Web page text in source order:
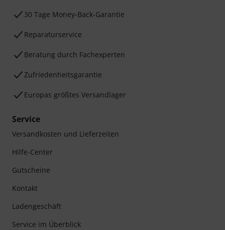
30 Tage Money-Back-Garantie
Reparaturservice
Beratung durch Fachexperten
Zufriedenheitsgarantie
Europas größtes Versandlager
Service
Versandkosten und Lieferzeiten
Hilfe-Center
Gutscheine
Kontakt
Ladengeschäft
Service im Überblick